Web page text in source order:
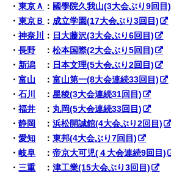
・東京Ａ ： 國學院久我山(3大会ぶり9回目)
・東京Ｂ ： 成立学園(17大会ぶり3回目)
・神奈川 ： 日大藤沢(3大会ぶり6回目)
・長野 ：松本国際(2大会ぶり5回目)
・ 新潟 ： 日本文理(5大会ぶり2回目)
・富山 ：富山第一(8大会連続33回目)
・石川 ：星稜(3大会連続31回目)
・福井 ： 丸岡(5大会連続33回目)
・静岡 ：浜松開誠館(4大会ぶり2回目)
・愛知 ：東邦(4大会ぶり7回目)
・岐阜 ：帝京大可児(４大会連続9回目)
・ 三重 ：津工業(15大会ぶり3回目)